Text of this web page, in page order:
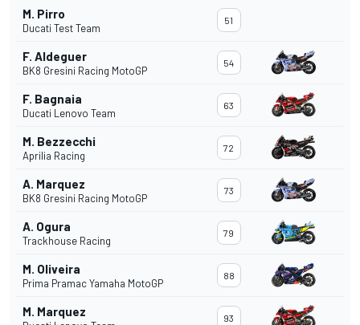
M. Pirro
Ducati Test Team
51
F. Aldeguer
BK8 Gresini Racing MotoGP
54
F. Bagnaia
Ducati Lenovo Team
63
M. Bezzecchi
Aprilia Racing
72
A. Marquez
BK8 Gresini Racing MotoGP
73
A. Ogura
Trackhouse Racing
79
M. Oliveira
Prima Pramac Yamaha MotoGP
88
M. Marquez 93